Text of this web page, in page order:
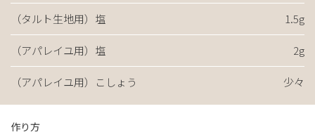
（タルト生地用）塩 1.5g
（アパレイユ用）塩 2g
（アパレイユ用）こしょう 少々
作り方